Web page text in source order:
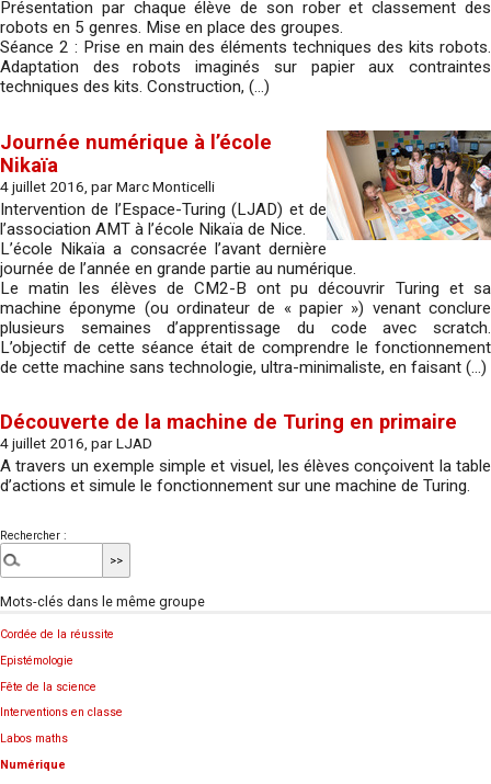
Présentation par chaque élève de son rober et classement des
robots en 5 genres. Mise en place des groupes.
Séance 2 : Prise en main des éléments techniques des kits robots.
Adaptation des robots imaginés sur papier aux contraintes
techniques des kits. Construction, (…)
Journée numérique à l’école
Nikaïa
4 juillet 2016, par Marc Monticelli
Intervention de l’Espace-Turing (LJAD) et de
l’association AMT à l’école Nikaïa de Nice.
L’école Nikaïa a consacrée l’avant dernière
journée de l’année en grande partie au numérique.
Le matin les élèves de CM2-B ont pu découvrir Turing et sa
machine éponyme (ou ordinateur de « papier ») venant conclure
plusieurs semaines d’apprentissage du code avec scratch.
L’objectif de cette séance était de comprendre le fonctionnement
de cette machine sans technologie, ultra-minimaliste, en faisant (…)
Découverte de la machine de Turing en primaire
4 juillet 2016, par LJAD
A travers un exemple simple et visuel, les élèves conçoivent la table
d’actions et simule le fonctionnement sur une machine de Turing.
Rechercher :
Mots-clés dans le même groupe
Cordée de la réussite
Epistémologie
Fête de la science
Interventions en classe
Labos maths
Numérique